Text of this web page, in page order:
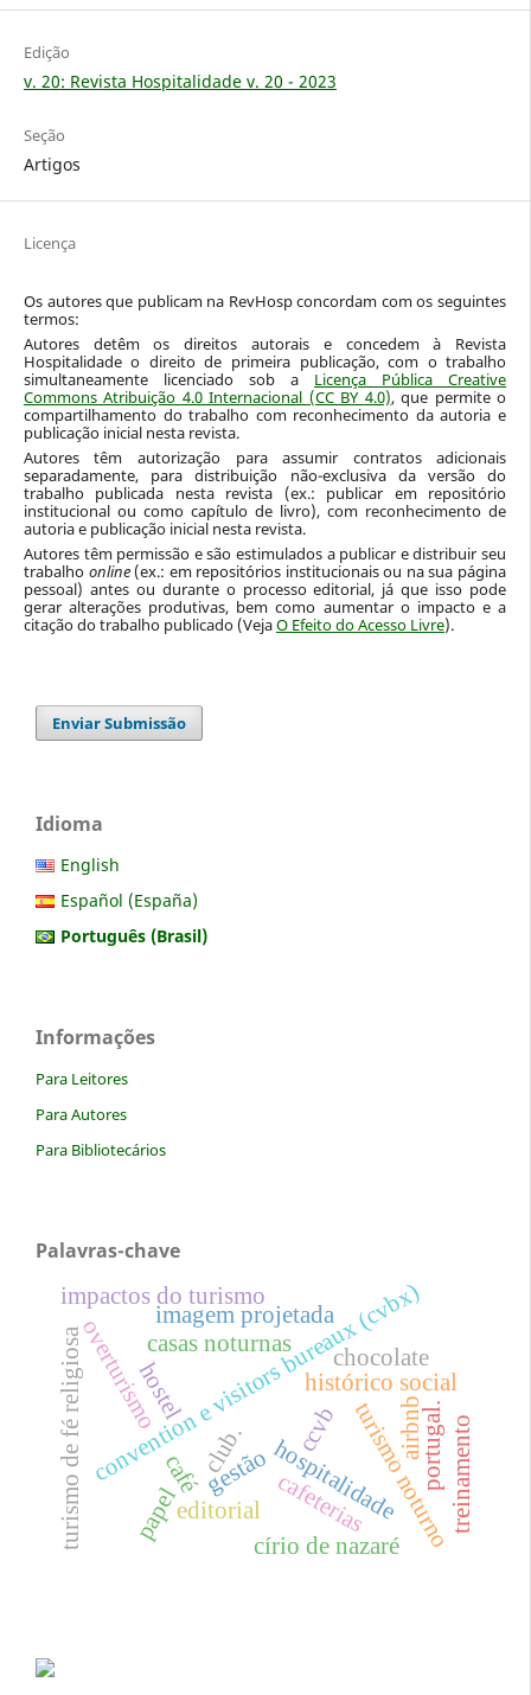
Edição
v. 20: Revista Hospitalidade v. 20 - 2023
Seção
Artigos
Licença
Os autores que publicam na RevHosp concordam com os seguintes
termos:
Autores detêm os direitos autorais e concedem à Revista
Hospitalidade o direito de primeira publicação, com o trabalho
simultaneamente licenciado sob a Licença Pública Creative
Commons Atribuição 4.0 Internacional (CC BY 4.0), que permite o
compartilhamento do trabalho com reconhecimento da autoria e
publicação inicial nesta revista.
Autores têm autorização para assumir contratos adicionais
separadamente, para distribuição não-exclusiva da versão do
trabalho publicada nesta revista (ex.: publicar em repositório
institucional ou como capítulo de livro), com reconhecimento de
autoria e publicação inicial nesta revista.
Autores têm permissão e são estimulados a publicar e distribuir seu
trabalho online (ex.: em repositórios institucionais ou na sua página
pessoal) antes ou durante o processo editorial, já que isso pode
gerar alterações produtivas, bem como aumentar o impacto e a
citação do trabalho publicado (VejaO Efeito do Acesso Livre).
Enviar Submissão
Idioma
English
Español (España)
Português (Brasil)
Informações
Para Leitores
Para Autores
Para Bibliotecários
Palavras-chave
hospitalidade
convention e visitors bureaux (cvbx)
ccvb
gestão
histórico social
turismo noturno
casas noturnas
club.
café
imagem projetada
cafeterias
hostel
portugal.
overturismo
impactos do turismo
chocolate
treinamento
papeleditorial
turismo de fé religiosa círio de nazaré
airbnb